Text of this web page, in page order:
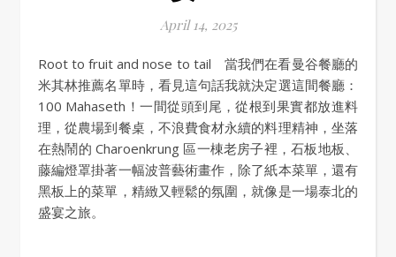
April 14, 2025
Root to fruit and nose to tail 當我們在看曼谷餐廳的
米其林推薦名單時，看見這句話我就決定選這間餐廳：
100 Mahaseth！一間從頭到尾，從根到果實都放進料
理，從農場到餐桌，不浪費食材永續的料理精神，坐落
在熱鬧的 Charoenkrung 區一棟老房子裡，石板地板、
藤編燈罩掛著一幅波普藝術畫作，除了紙本菜單，還有
黑板上的菜單，精緻又輕鬆的氛圍，就像是一場泰北的
盛宴之旅。